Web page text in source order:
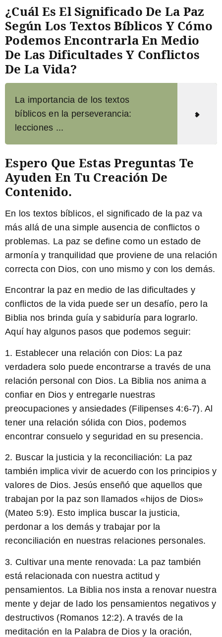
¿Cuál Es El Significado De La Paz
Según Los Textos Bíblicos Y Cómo
Podemos Encontrarla En Medio
De Las Dificultades Y Conflictos
De La Vida?
La importancia de los textos
bíblicos en la perseverancia:
lecciones ...
Espero Que Estas Preguntas Te
Ayuden En Tu Creación De
Contenido.
En los textos bíblicos, el significado de la paz va
más allá de una simple ausencia de conflictos o
problemas. La paz se define como un estado de
armonía y tranquilidad que proviene de una relación
correcta con Dios, con uno mismo y con los demás.
Encontrar la paz en medio de las dificultades y
conflictos de la vida puede ser un desafío, pero la
Biblia nos brinda guía y sabiduría para lograrlo.
Aquí hay algunos pasos que podemos seguir:
1. Establecer una relación con Dios: La paz
verdadera solo puede encontrarse a través de una
relación personal con Dios. La Biblia nos anima a
confiar en Dios y entregarle nuestras
preocupaciones y ansiedades (Filipenses 4:6-7). Al
tener una relación sólida con Dios, podemos
encontrar consuelo y seguridad en su presencia.
2. Buscar la justicia y la reconciliación: La paz
también implica vivir de acuerdo con los principios y
valores de Dios. Jesús enseñó que aquellos que
trabajan por la paz son llamados «hijos de Dios»
(Mateo 5:9). Esto implica buscar la justicia,
perdonar a los demás y trabajar por la
reconciliación en nuestras relaciones personales.
3. Cultivar una mente renovada: La paz también
está relacionada con nuestra actitud y
pensamientos. La Biblia nos insta a renovar nuestra
mente y dejar de lado los pensamientos negativos y
destructivos (Romanos 12:2). A través de la
meditación en la Palabra de Dios y la oración,